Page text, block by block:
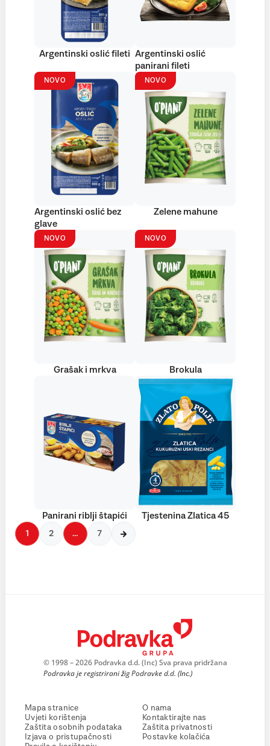
Argentinski oslić fileti Argentinski oslić
panirani fileti
NOVO
Argentinski oslić bez
glave
NOVO
Zelene mahune
NOVO
Grašak i mrkva
NOVO
Brokula
Panirani riblji štapići Tjestenina Zlatica 45
1 2 … 7
© 1998 – 2026 Podravka d.d. (Inc) Sva prava pridržana
Podravka je registrirani žig Podravke d.d. (Inc.)
Mapa stranice
Uvjeti korištenja
Zaštita osobnih podataka
Izjava o pristupačnosti
O nama
Kontaktirajte nas
Zaštita privatnosti
Postavke kolačića